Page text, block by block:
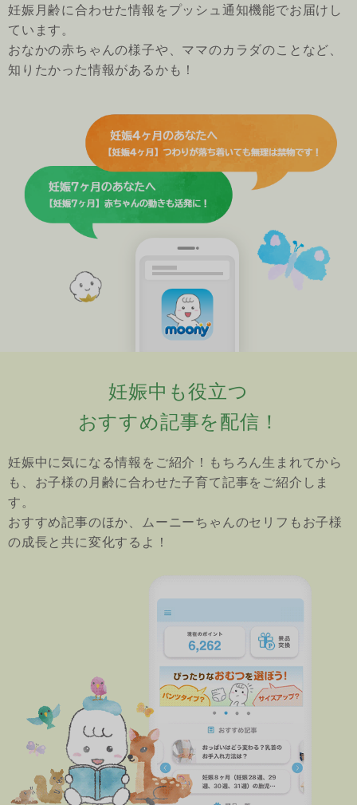
妊娠月齢に合わせた情報をプッシュ通知機能でお届けし
ています。
おなかの赤ちゃんの様子や、ママのカラダのことなど、
知りたかった情報があるかも！
妊娠中も役立つ
おすすめ記事を配信！
妊娠中に気になる情報をご紹介！もちろん生まれてから
も、お子様の月齢に合わせた子育て記事をご紹介しま
す。
おすすめ記事のほか、ムーニーちゃんのセリフもお子様
の成長と共に変化するよ！